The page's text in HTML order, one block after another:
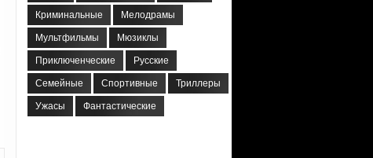
Криминальные Мелодрамы
Мультфильмы Мюзиклы
Приключенческие Русские
Семейные Спортивные Триллеры
Ужасы Фантастические